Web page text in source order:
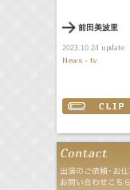
前田美波里
2023.10.24update
News - tv